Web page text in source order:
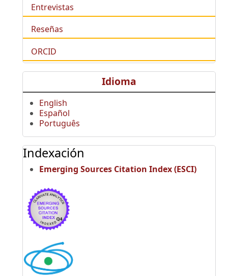
Entrevistas
Reseñas
ORCID
Idioma
English
Español
Português
Indexación
Emerging Sources Citation Index (ESCI)